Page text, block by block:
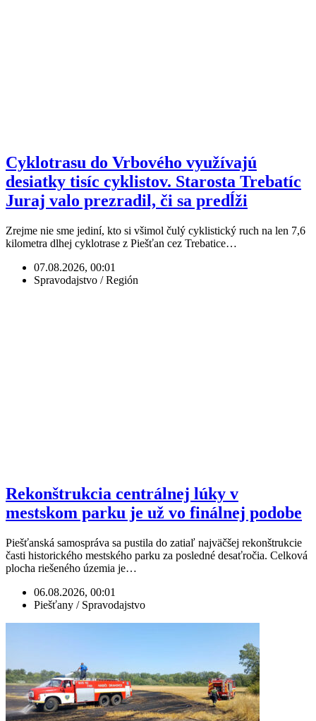
Cyklotrasu do Vrbového využívajú
desiatky tisíc cyklistov. Starosta Trebatíc
Juraj valo prezradil, či sa predĺži
Zrejme nie sme jediní, kto si všimol čulý cyklistický ruch na len 7,6
kilometra dlhej cyklotrase z Piešťan cez Trebatice…
07.08.2026, 00:01
Spravodajstvo / Región
Rekonštrukcia centrálnej lúky v
mestskom parku je už vo finálnej podobe
Piešťanská samospráva sa pustila do zatiaľ najväčšej rekonštrukcie
časti historického mestského parku za posledné desaťročia. Celková
plocha riešeného územia je…
06.08.2026, 00:01
Piešťany / Spravodajstvo